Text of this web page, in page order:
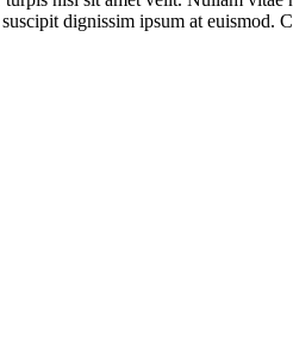
dignissim ipsum at euismod.